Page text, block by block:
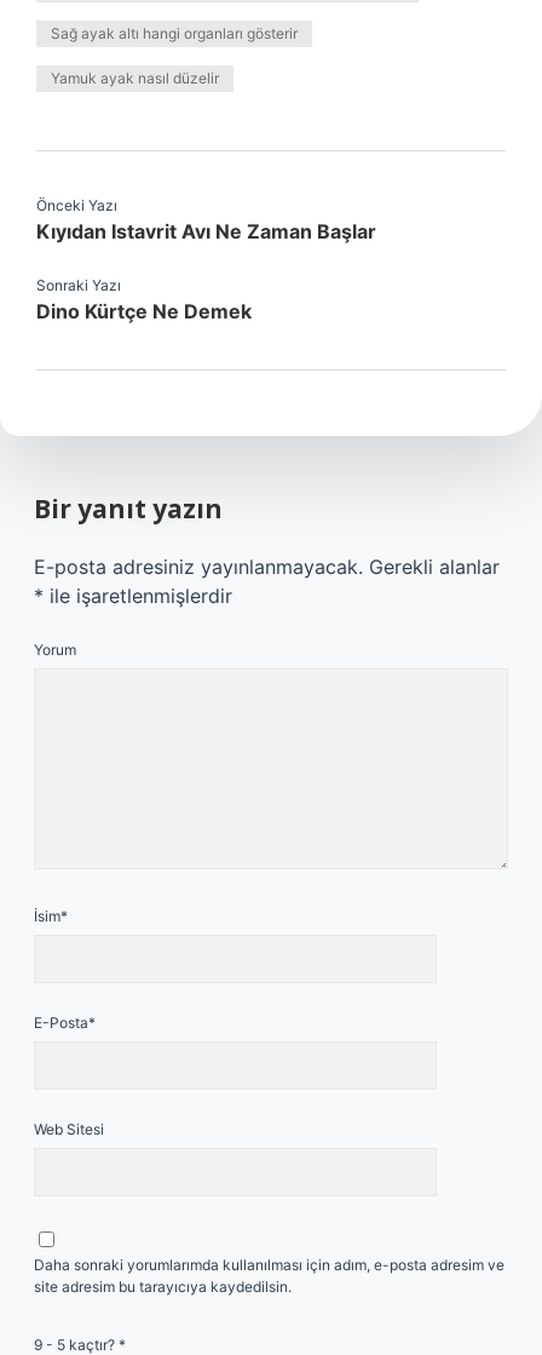
Sağ ayak altı hangi organları gösterir
Yamuk ayak nasıl düzelir
Önceki Yazı
Kıyıdan Istavrit Avı Ne Zaman Başlar
Sonraki Yazı
Dino Kürtçe Ne Demek
Bir yanıt yazın
E-posta adresiniz yayınlanmayacak. Gerekli alanlar
* ile işaretlenmişlerdir
Yorum
İsim*
E-Posta*
Web Sitesi
Daha sonraki yorumlarımda kullanılması için adım, e-posta adresim ve
site adresim bu tarayıcıya kaydedilsin.
9 - 5 kaçtır? *